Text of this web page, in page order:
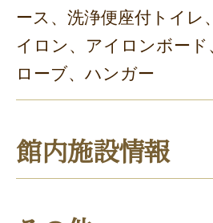
ース、洗浄便座付トイレ
イロン、アイロンボード
ローブ、ハンガー
館内施設情報